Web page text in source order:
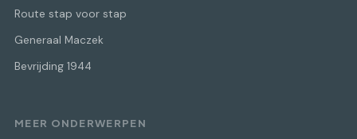
Route stap voor stap
Generaal Maczek
Bevrijding 1944
MEER ONDERWERPEN